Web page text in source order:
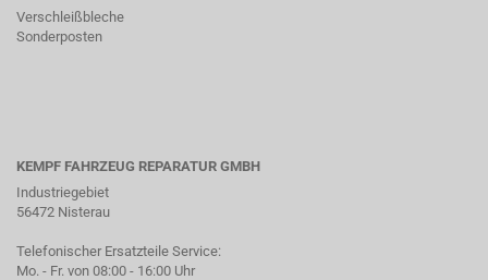
Verschleißbleche
Sonderposten
KEMPF FAHRZEUG REPARATUR GMBH
Industriegebiet
56472 Nisterau
Telefonischer Ersatzteile Service:
Mo. - Fr. von 08:00 - 16:00 Uhr